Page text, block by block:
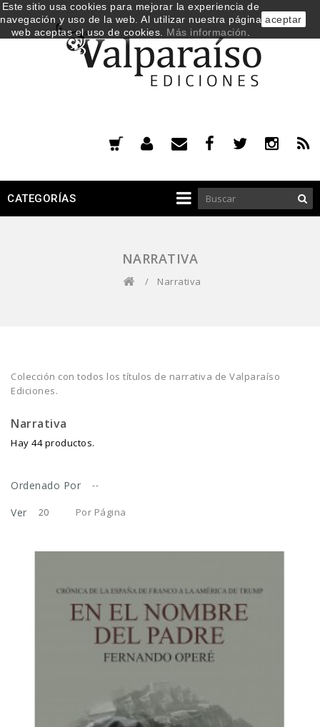
CATEGORÍAS
NARRATIVA
/ Narrativa
Colección con todos los títulos de narrativa de Valparaíso
Ediciones.
Narrativa
Hay 44 productos.
Ordenado Por --
Ver 20 Por Página
Este sitio usa cookies para mejorar la experiencia de
navegación y uso de la web. Al utilizar nuestra página
web aceptas el uso de cookies. Más información
aceptar